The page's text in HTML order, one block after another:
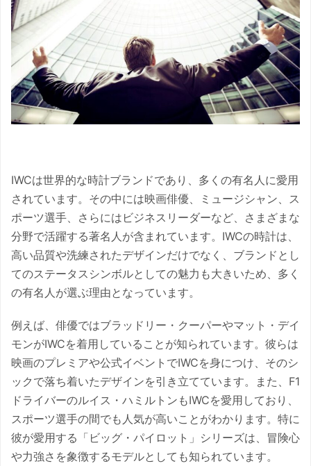
IWCは世界的な時計ブランドであり、多くの有名人に愛用
されています。その中には映画俳優、ミュージシャン、ス
ポーツ選手、さらにはビジネスリーダーなど、さまざまな
分野で活躍する著名人が含まれています。IWCの時計は、
高い品質や洗練されたデザインだけでなく、ブランドとし
てのステータスシンボルとしての魅力も大きいため、多く
の有名人が選ぶ理由となっています。
例えば、俳優ではブラッドリー・クーパーやマット・デイ
モンがIWCを着用していることが知られています。彼らは
映画のプレミアや公式イベントでIWCを身につけ、そのシ
ックで落ち着いたデザインを引き立てています。また、F1
ドライバーのルイス・ハミルトンもIWCを愛用しており、
スポーツ選手の間でも人気が高いことがわかります。特に
彼が愛用する「ビッグ・パイロット」シリーズは、冒険心
や力強さを象徴するモデルとしても知られています。